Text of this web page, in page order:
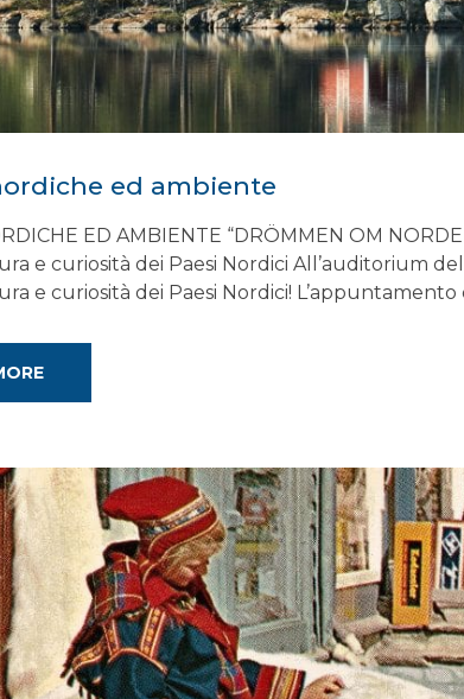
ed ambiente
ED AMBIENTE “DRÖMMEN OM
e curiosità dei Paesi Nordici All’auditorium
e curiosità dei Paesi Nordici!